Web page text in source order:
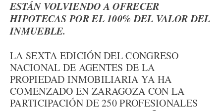
ESTÁN VOLVIENDO A OFRECER
HIPOTECAS POR EL 100% DEL VALOR DEL
INMUEBLE.
LA SEXTA EDICIÓN DEL CONGRESO
NACIONAL DE AGENTES DE LA
PROPIEDAD INMOBILIARIA YA HA
COMENZADO EN ZARAGOZA CON LA
PARTICIPACIÓN DE 250 PROFESIONALES